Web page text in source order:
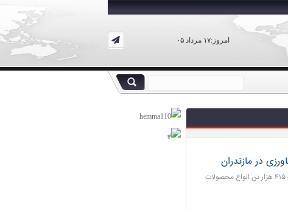
امروز:۱۷ مرداد ۰۵
ساری - رئیس سازمان جهاد کشاورزی مازندران از صادرات ۴۱۵ هزار تن انواع محصولات